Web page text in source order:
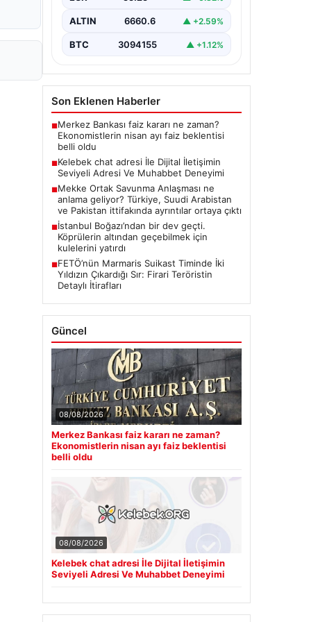
seviyeli bir biçimde bağlantı
etmektedir. Halen…
ALTIN 6660.6 ▲ +2.59%
BTC 3094155 ▲ +1.12%
Son Eklenen Haberler
■Merkez Bankası faiz kararı ne zaman?
Ekonomistlerin nisan ayı faiz beklentisi
belli oldu
■Kelebek chat adresi İle Dijital İletişimin
Seviyeli Adresi Ve Muhabbet Deneyimi
■Mekke Ortak Savunma Anlaşması ne
anlama geliyor? Türkiye, Suudi Arabistan
ve Pakistan ittifakında ayrıntılar ortaya çıktı
■İstanbul Boğazı’ndan bir dev geçti.
Köprülerin altından geçebilmek için
kulelerini yatırdı
■FETÖ’nün Marmaris Suikast Timinde İki
Yıldızın Çıkardığı Sır: Firari Teröristin
Detaylı İtirafları
Güncel
08/08/2026
Merkez Bankası faiz kararı ne zaman?
Ekonomistlerin nisan ayı faiz beklentisi
belli oldu
08/08/2026
Kelebek chat adresi İle Dijital İletişimin
Seviyeli Adresi Ve Muhabbet Deneyimi